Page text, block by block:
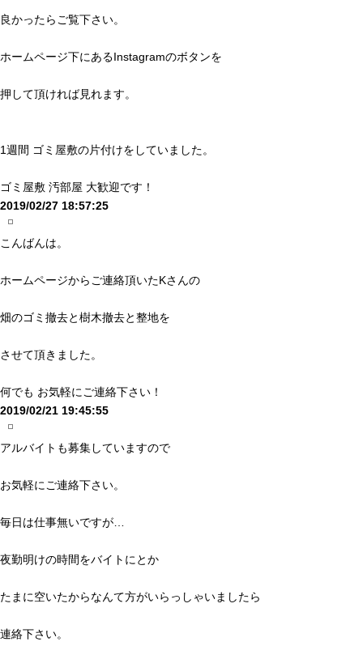
良かったらご覧下さい。
ホームページ下にあるInstagramのボタンを
押して頂ければ見れます。
1週間 ゴミ屋敷の片付けをしていました。
ゴミ屋敷 汚部屋 大歓迎です！
2019/02/27 18:57:25
こんばんは。
ホームページからご連絡頂いたKさんの
畑のゴミ撤去と樹木撤去と整地を
させて頂きました。
何でも お気軽にご連絡下さい！
2019/02/21 19:45:55
アルバイトも募集していますので
お気軽にご連絡下さい。
毎日は仕事無いですが…
夜勤明けの時間をバイトにとか
たまに空いたからなんて方がいらっしゃいましたら
連絡下さい。